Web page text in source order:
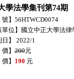
學法學集刊第74期
】56HTWCD0074
單位】國立中正大學法律
】 2022/1
】200元
】 190 元